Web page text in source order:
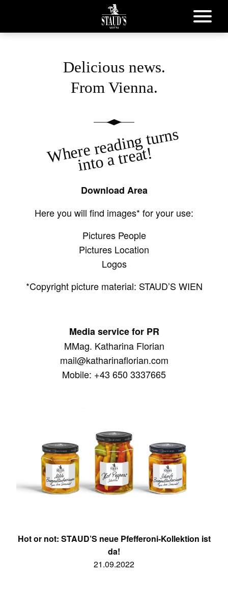
Delicious news.
From Vienna.
Where reading turns
into a treat!
Download Area
Here you will find images* for your use:
Pictures People
Pictures Location
Logos
*Copyright picture material: STAUD’S WIEN
Media service for PR
MMag. Katharina Florian
mail@katharinaflorian.com
Mobile: +43 650 3337665
Hot or not: STAUD’S neue Pfefferoni-Kollektion ist
da!
21.09.2022